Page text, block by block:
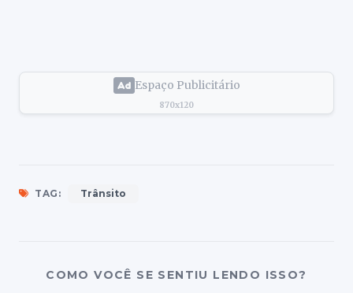
Espaço Publicitário
870x120
TAG: Trânsito
COMO VOCÊ SE SENTIU LENDO ISSO?